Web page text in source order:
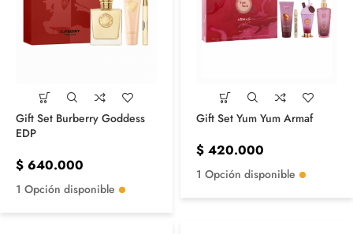
Gift Set Burberry Goddess
EDP
$ 640.000
1 Opción disponible
Gift Set Yum Yum Armaf
$ 420.000
1 Opción disponible